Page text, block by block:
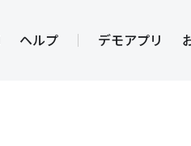
ヘルプ デモアプリ